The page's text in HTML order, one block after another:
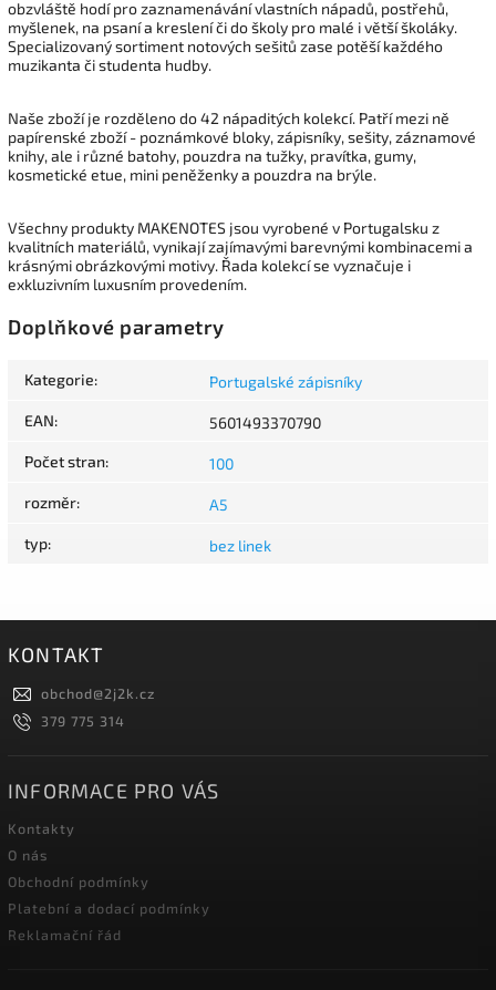
obzvláště hodí pro zaznamenávání vlastních nápadů, postřehů,
myšlenek, na psaní a kreslení či do školy pro malé i větší školáky.
Specializovaný sortiment notových sešitů zase potěší každého
muzikanta či studenta hudby.
Naše zboží je rozděleno do 42 nápaditých kolekcí. Patří mezi ně
papírenské zboží - poznámkové bloky, zápisníky, sešity, záznamové
knihy, ale i různé batohy, pouzdra na tužky, pravítka, gumy,
kosmetické etue, mini peněženky a pouzdra na brýle.
Všechny produkty MAKENOTES jsou vyrobené v Portugalsku z
kvalitních materiálů, vynikají zajímavými barevnými kombinacemi a
krásnými obrázkovými motivy. Řada kolekcí se vyznačuje i
exkluzivním luxusním provedením.
Doplňkové parametry
Kategorie: Portugalské zápisníky
EAN: 5601493370790
Počet stran: 100
rozměr: A5
typ: bez linek
KONTAKT
obchod@2j2k.cz
379 775 314
INFORMACE PRO VÁS
Kontakty
O nás
Obchodní podmínky
Platební a dodací podmínky
Reklamační řád